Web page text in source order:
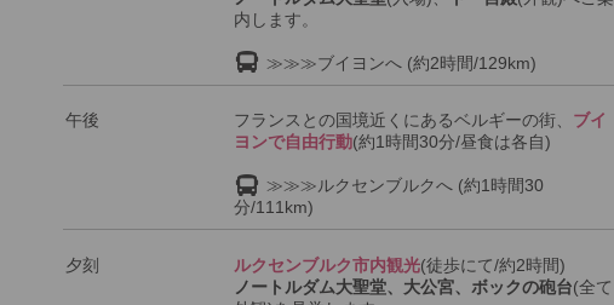
内します。
≫≫≫ブイヨンへ (約2時間/129km)
午後 フランスとの国境近くにあるベルギーの街、 ブイ
ヨンで自由行動(約1時間30分/昼食は各自)
≫≫≫ルクセンブルクへ (約1時間30
分/111km)
夕刻 ルクセンブルク市内観光(徒歩にて/約2時間)
ノートルダム大聖堂、大公宮、ボックの砲台(全て